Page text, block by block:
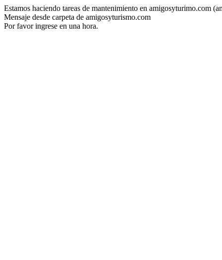
Estamos haciendo tareas de mantenimiento en amigosyturimo.com
Mensaje desde carpeta de amigosyturismo.com
Por favor ingrese en una hora.